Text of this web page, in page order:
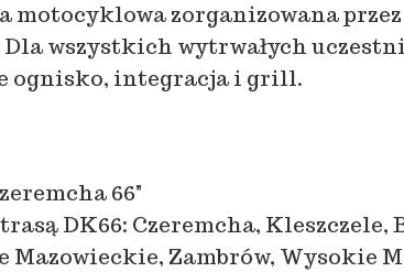
motocyklowa zorganizowana
wszystkich wytrwałych
ognisko, integracja i grill.
66"
trasą DK66: Czeremcha,
Mazowieckie, Zambrów, Wysokie